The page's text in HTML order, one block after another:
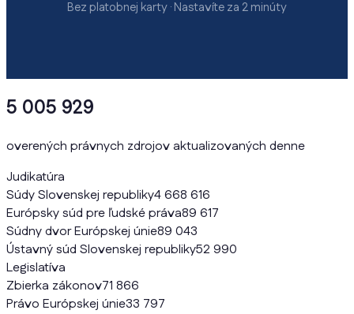
Bez platobnej karty · Nastavíte za 2 minúty
5 005 929
overených právnych zdrojov aktualizovaných denne
Judikatúra
Súdy Slovenskej republiky4 668 616
Európsky súd pre ľudské práva89 617
Súdny dvor Európskej únie89 043
Ústavný súd Slovenskej republiky52 990
Legislatíva
Zbierka zákonov71 866
Právo Európskej únie33 797